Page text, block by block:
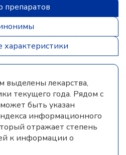
препаратов
характеристики
выделены лекарства,
текущего года. Рядом с
быть указан
информационного
отражает степень
к информации о